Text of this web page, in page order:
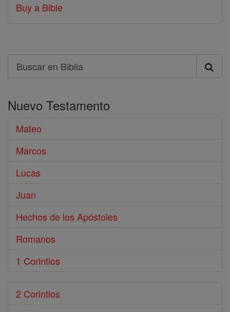
Buy a Bible
Search
Buscar
Biblia
Nuevo Testamento
Mateo
Marcos
Lucas
Juan
Hechos de los Apóstoles
Romanos
1 Corintios
2 Corintios